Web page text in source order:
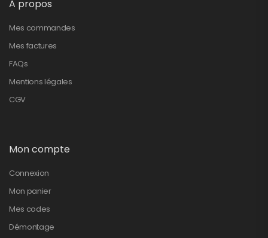
A propos
Mes commandes
Mes factures
FAQs
Mentions légales
CGV
Mon compte
Connexion
Mon panier
Mes codes
Démontage